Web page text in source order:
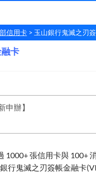
信用卡 玉山銀行鬼滅之刃
卡卡
申辦】
1000+ 張信用卡與 100+
行鬼滅之刃簽帳金融卡